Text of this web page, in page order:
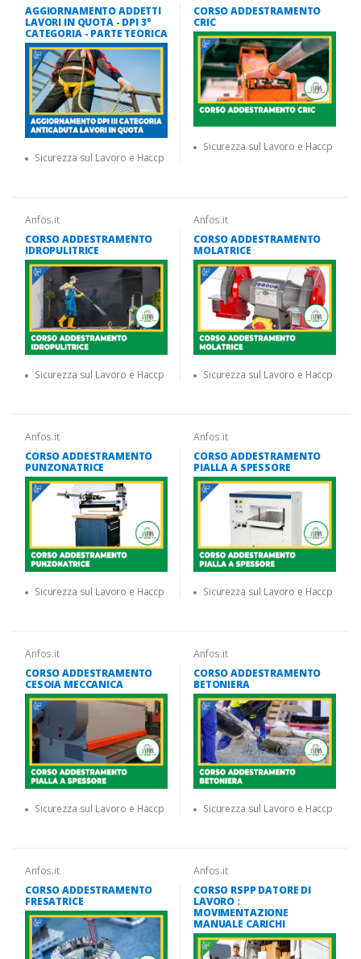
AGGIORNAMENTO ADDETTI
LAVORI IN QUOTA - DPI 3°
CATEGORIA - PARTE TEORICA
Sicurezza sul Lavoro e Haccp
CORSO ADDESTRAMENTO
CRIC
Sicurezza sul Lavoro e Haccp
Anfos.it
CORSO ADDESTRAMENTO
IDROPULITRICE
Sicurezza sul Lavoro e Haccp
Anfos.it
CORSO ADDESTRAMENTO
MOLATRICE
Sicurezza sul Lavoro e Haccp
Anfos.it
CORSO ADDESTRAMENTO
PUNZONATRICE
Sicurezza sul Lavoro e Haccp
Anfos.it
CORSO ADDESTRAMENTO
PIALLA A SPESSORE
Sicurezza sul Lavoro e Haccp
Anfos.it
CORSO ADDESTRAMENTO
CESOIA MECCANICA
Sicurezza sul Lavoro e Haccp
Anfos.it
CORSO ADDESTRAMENTO
BETONIERA
Sicurezza sul Lavoro e Haccp
Anfos.it
CORSO ADDESTRAMENTO
FRESATRICE
Anfos.it
CORSO RSPP DATORE DI
LAVORO :
MOVIMENTAZIONE
MANUALE CARICHI